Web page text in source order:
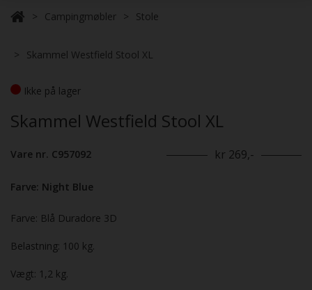
Campingmøbler Stole
Skammel Westfield Stool XL
Ikke på lager
Skammel Westfield Stool XL
Vare nr. C957092 kr 269,-
Farve: Night Blue
Farve: Blå Duradore 3D
Belastning: 100 kg.
Vægt: 1,2 kg.